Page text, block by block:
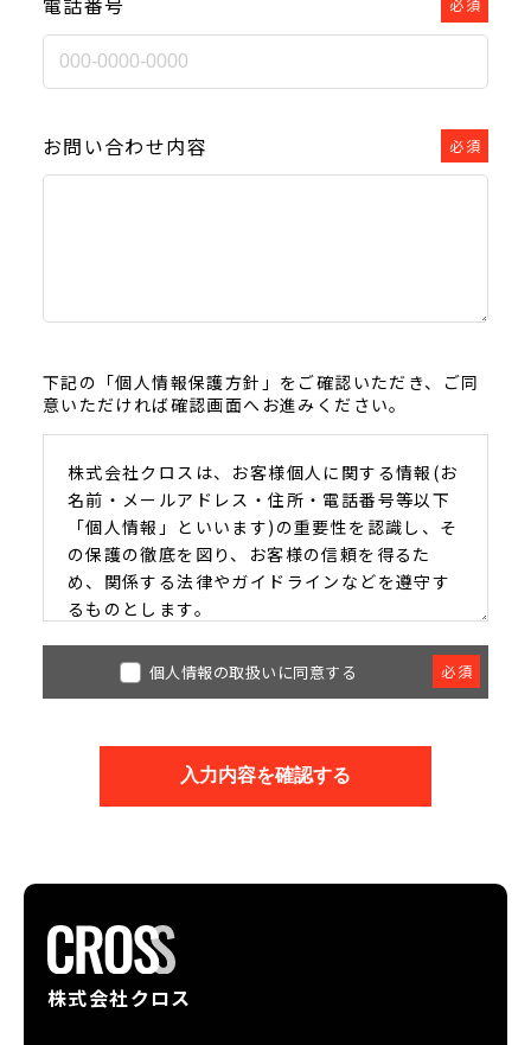
必須
お問い合わせ内容 必須
下記の「個人情報保護方針」をご確認いただき、ご同
意いただければ確認画面へお進みください。
株式会社クロスは、お客様個人に関する情報(お
名前・メールアドレス・住所・電話番号等以下
「個人情報」といいます)の重要性を認識し、そ
の保護の徹底を図り、お客様の信頼を得るた
め、関係する法律やガイドラインなどを遵守す
るものとします。
とします。
お客様の個人情報は、株式会社クロスの事業活
動範囲でお預かりします。公開された情報を除
き、適法 かつ公正な手段で収集し、お客様の了
【情報共有と公開】
株式会社クロスは、お客様を個人的に特定でき
る情報を第三者に販売したり、賃借いたしませ
ん。以下の 場合、お客様を個人的に特定できる
必須
個人情報の取扱いに同意する
入力内容を確認する
株式会社クロス